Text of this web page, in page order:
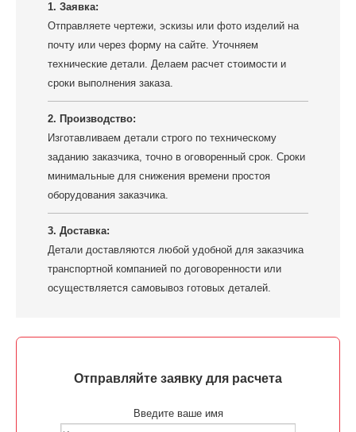
1. Заявка:
Отправляете чертежи, эскизы или фото изделий на
почту или через форму на сайте. Уточняем
технические детали. Делаем расчет стоимости и
сроки выполнения заказа.
2. Производство:
Изготавливаем детали строго по техническому
заданию заказчика, точно в оговоренный срок. Сроки
минимальные для снижения времени простоя
оборудования заказчика.
3. Доставка:
Детали доставляются любой удобной для заказчика
транспортной компанией по договоренности или
осуществляется самовывоз готовых деталей.
Отправляйте заявку для расчета
Введите ваше имя